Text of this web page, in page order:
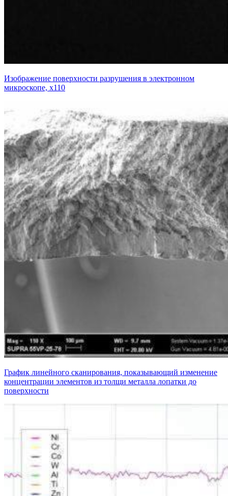
Изображение поверхности разрушения в электронном
микроскопе, х110
График линейного сканирования, показывающий изменение
концентрации элементов из толщи металла лопатки до
поверхности